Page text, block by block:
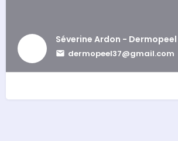
Séverine Ardon - Dermopeel
dermopeel37@gmail.com